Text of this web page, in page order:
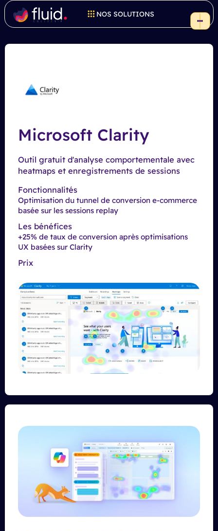
NOS SOLUTIONS
Microsoft Clarity
Outil gratuit d'analyse comportementale avec
heatmaps et enregistrements de sessions
Fonctionnalités
Optimisation du tunnel de conversion e-commerce
basée sur les sessions replay
Les bénéfices
+25% de taux de conversion après optimisations
UX basées sur Clarity
Prix